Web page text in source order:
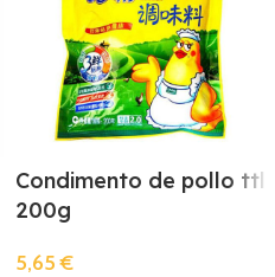
Condimento de pollo ttl
200g
5,65€